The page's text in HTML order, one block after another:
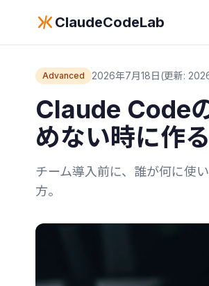
ClaudeCodeLab
Advanced 2026年7月18日(更新:
Claude Code
めない時に作
チーム導入前に、誰が何に使
方。